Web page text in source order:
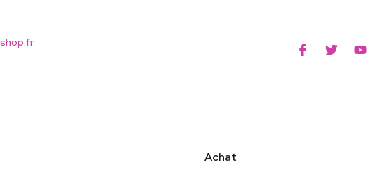
Achat